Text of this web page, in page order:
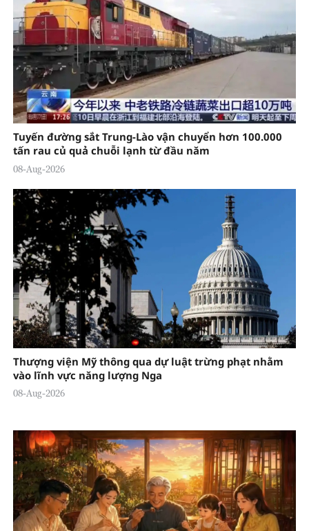
Tuyến đường sắt Trung-Lào vận chuyển hơn 100.000
tấn rau củ quả chuỗi lạnh từ đầu năm
08-Aug-2026
Thượng viện Mỹ thông qua dự luật trừng phạt nhằm
vào lĩnh vực năng lượng Nga
08-Aug-2026